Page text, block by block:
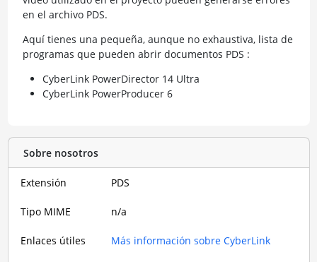
en el archivo PDS.
Aquí tienes una pequeña, aunque no exhaustiva, lista de
programas que pueden abrir documentos PDS :
CyberLink PowerDirector 14 Ultra
CyberLink PowerProducer 6
Sobre nosotros
Extensión PDS
Tipo MIME n/a
Enlaces útiles Más información sobre CyberLink